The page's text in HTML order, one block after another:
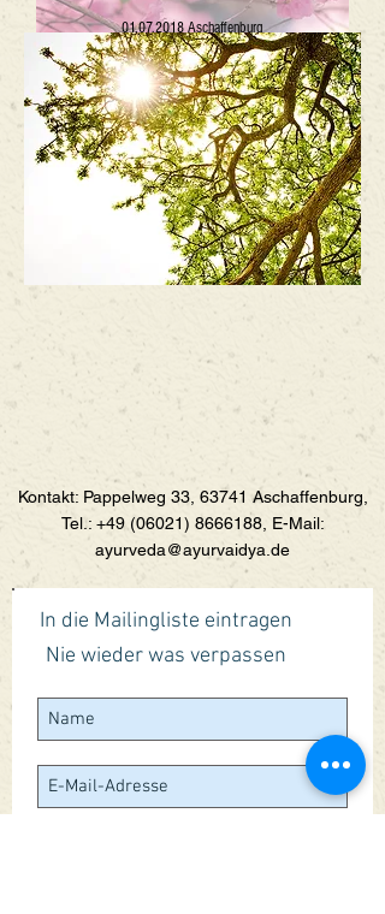
01.07.2018 Aschaffenburg
Organisiert von
Ayurvaidya
Weitere Infos folgen noch
Kontakt: Pappelweg 33, 63741 Aschaffenburg,
Tel.: +49 (06021) 8666188, E-Mail:
ayurveda@ayurvaidya.de
In die Mailingliste eintragen
Nie wieder was verpassen